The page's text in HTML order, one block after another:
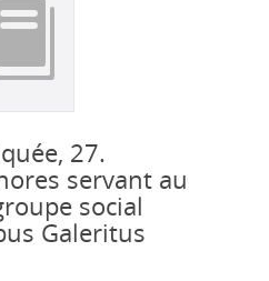
27.
servant au
social
Galeritus